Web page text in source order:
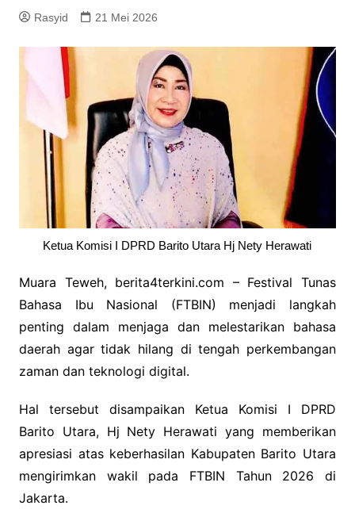
Rasyid 21 Mei 2026
Ketua Komisi I DPRD Barito Utara Hj Nety Herawati
Muara Teweh, berita4terkini.com – Festival Tunas
Bahasa Ibu Nasional (FTBIN) menjadi langkah
penting dalam menjaga dan melestarikan bahasa
daerah agar tidak hilang di tengah perkembangan
zaman dan teknologi digital.
Hal tersebut disampaikan Ketua Komisi I DPRD
Barito Utara, Hj Nety Herawati yang memberikan
apresiasi atas keberhasilan Kabupaten Barito Utara
mengirimkan wakil pada FTBIN Tahun 2026 di
Jakarta.